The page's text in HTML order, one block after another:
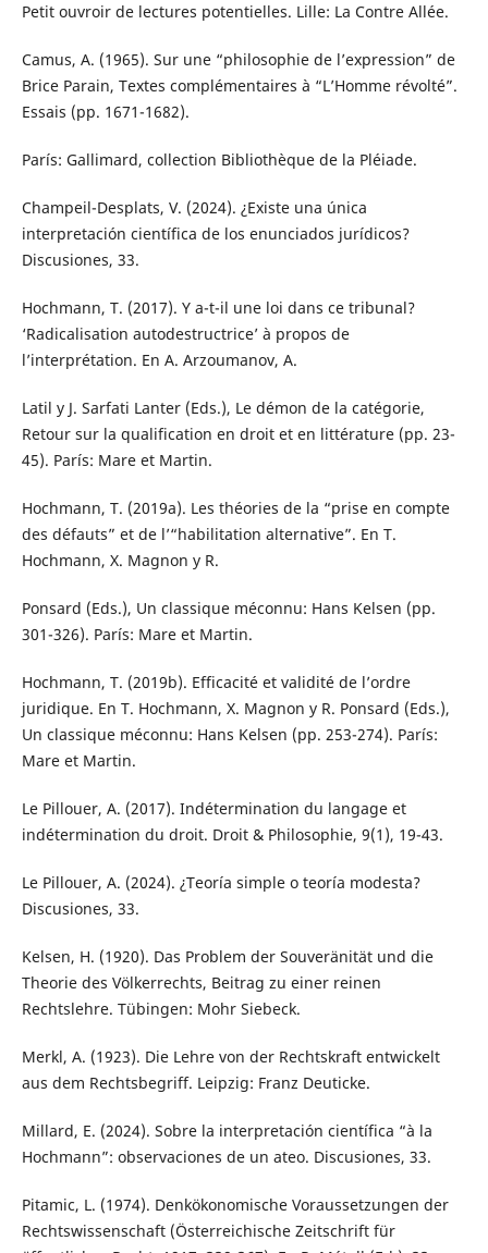
Petit ouvroir de lectures potentielles. Lille: La Contre Allée.
Camus, A. (1965). Sur une “philosophie de l’expression” de
Brice Parain, Textes complémentaires à “L’Homme révolté”.
Essais (pp. 1671-1682).
París: Gallimard, collection Bibliothèque de la Pléiade.
Champeil-Desplats, V. (2024). ¿Existe una única
interpretación científica de los enunciados jurídicos?
Discusiones, 33.
Hochmann, T. (2017). Y a-t-il une loi dans ce tribunal?
‘Radicalisation autodestructrice’ à propos de
l’interprétation. En A. Arzoumanov, A.
Latil y J. Sarfati Lanter (Eds.), Le démon de la catégorie,
Retour sur la qualification en droit et en littérature (pp. 23-
45). París: Mare et Martin.
Hochmann, T. (2019a). Les théories de la “prise en compte
des défauts” et de l’“habilitation alternative”. En T.
Hochmann, X. Magnon y R.
Ponsard (Eds.), Un classique méconnu: Hans Kelsen (pp.
301-326). París: Mare et Martin.
Hochmann, T. (2019b). Efficacité et validité de l’ordre
juridique. En T. Hochmann, X. Magnon y R. Ponsard (Eds.),
Un classique méconnu: Hans Kelsen (pp. 253-274). París:
Mare et Martin.
Le Pillouer, A. (2017). Indétermination du langage et
indétermination du droit. Droit & Philosophie, 9(1), 19-43.
Le Pillouer, A. (2024). ¿Teoría simple o teoría modesta?
Discusiones, 33.
Kelsen, H. (1920). Das Problem der Souveränität und die
Theorie des Völkerrechts, Beitrag zu einer reinen
Rechtslehre. Tübingen: Mohr Siebeck.
Merkl, A. (1923). Die Lehre von der Rechtskraft entwickelt
aus dem Rechtsbegriff. Leipzig: Franz Deuticke.
Millard, E. (2024). Sobre la interpretación científica “à la
Hochmann”: observaciones de un ateo. Discusiones, 33.
Pitamic, L. (1974). Denkökonomische Voraussetzungen der
Rechtswissenschaft (Österreichische Zeitschrift für